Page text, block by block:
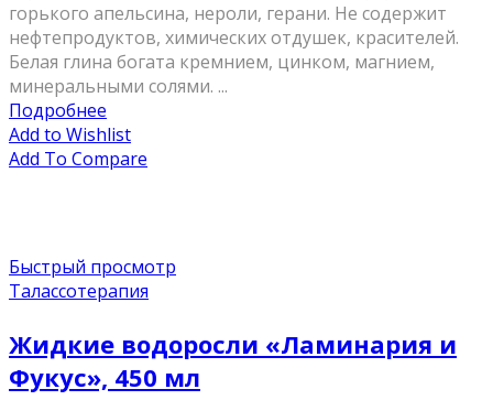
горького апельсина, нероли, герани. Не содержит
нефтепродуктов, химических отдушек, красителей.
Белая глина богата кремнием, цинком, магнием,
минеральными солями. ...
Подробнее
Add to Wishlist
Add To Compare
Быстрый просмотр
Талассотерапия
Жидкие водоросли «Ламинария и
Фукус», 450 мл